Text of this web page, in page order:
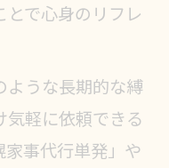
で心身のリフレ
ような長期的な縛
気軽に依頼できる
事代行単発」や